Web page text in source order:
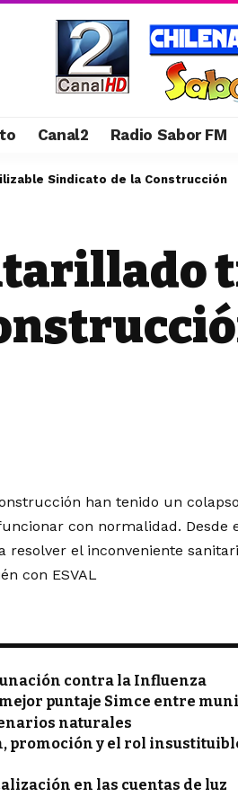
Canal2 Radio Sabor FM
Sindicato de la Construcción
han tenido un
con normalidad. Desde
resolver el inconveniente
con ESVAL
contra la Influenza
puntaje Simce entre
naturales
promoción y el rol
en las cuentas de luz